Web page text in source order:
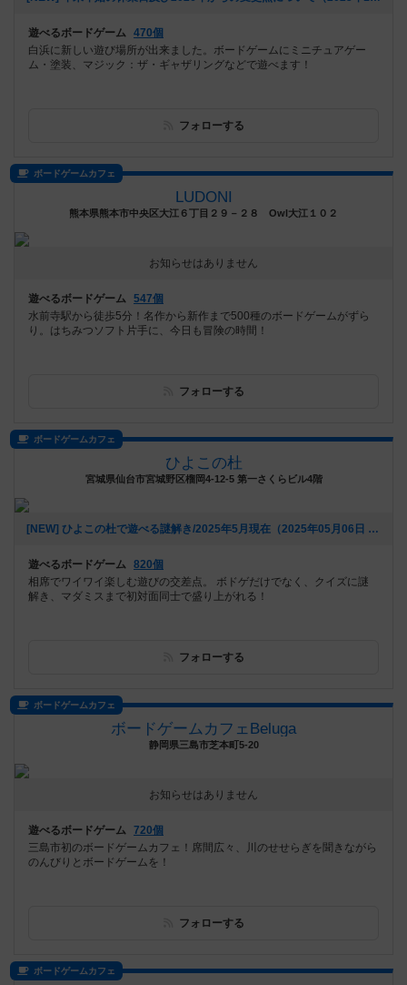
遊べるボードゲーム 470個
白浜に新しい遊び場所が出来ました。ボードゲームにミニチュアゲー
ム・塗装、マジック：ザ・ギャザリングなどで遊べます！
フォローする
ボードゲームカフェ
LUDONI
熊本県熊本市中央区大江６丁目２９－２８ Owl大江１０２
お知らせはありません
遊べるボードゲーム 547個
水前寺駅から徒歩5分！名作から新作まで500種のボードゲームがずら
り。はちみつソフト片手に、今日も冒険の時間！
フォローする
ボードゲームカフェ
ひよこの杜
宮城県仙台市宮城野区榴岡4-12-5 第一さくらビル4階
[NEW] ひよこの杜で遊べる謎解き/2025年5月現在（2025年05月06日 14時03分）
遊べるボードゲーム 820個
相席でワイワイ楽しむ遊びの交差点。 ボドゲだけでなく、クイズに謎
解き、マダミスまで初対面同士で盛り上がれる！
フォローする
ボードゲームカフェ
ボードゲームカフェBeluga
静岡県三島市芝本町5-20
お知らせはありません
遊べるボードゲーム 720個
三島市初のボードゲームカフェ！席間広々、川のせせらぎを聞きながら
のんびりとボードゲームを！
フォローする
ボードゲームカフェ